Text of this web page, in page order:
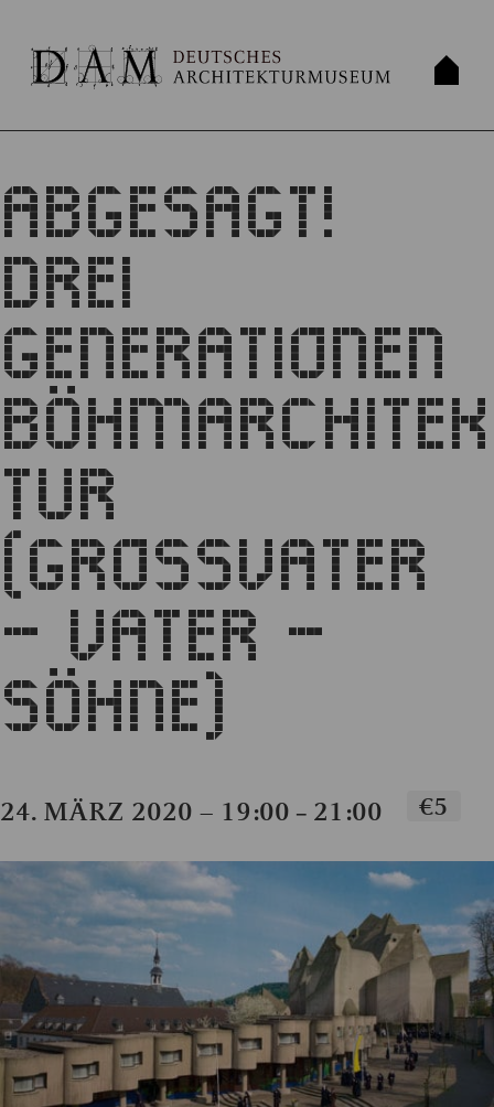
ABGESAGT!
DREI
GENERATIONEN
BÖHMARCHITEK
TUR
(GROSSVATER –
VATER – S
ÖHNE)
24. MÄRZ 2020 – 19:00 – 21:00 €5